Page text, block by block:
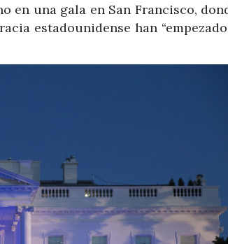
en una gala en San Francisco,
estadounidense han